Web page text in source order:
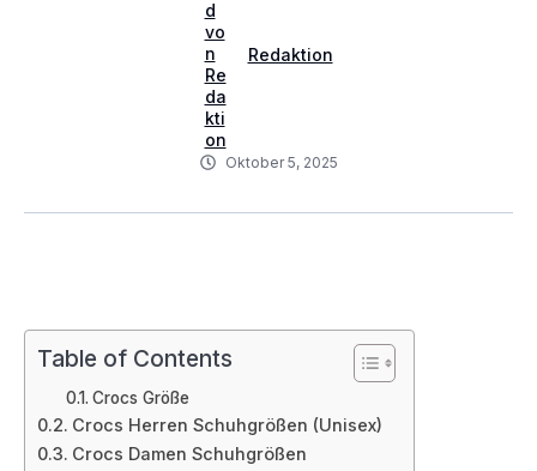
Redaktion
Oktober 5, 2025
Table of Contents
Crocs Größe
Crocs Herren Schuhgrößen (Unisex)
Crocs Damen Schuhgrößen